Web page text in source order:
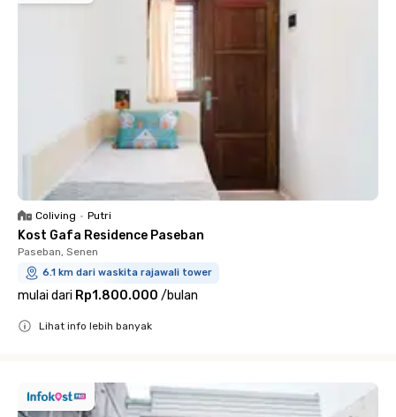
Coliving • Putri
Kost Gafa Residence Paseban
Paseban, Senen
6.1 km dari waskita rajawali tower
mulai dari Rp1.800.000 /bulan
Lihat info lebih banyak